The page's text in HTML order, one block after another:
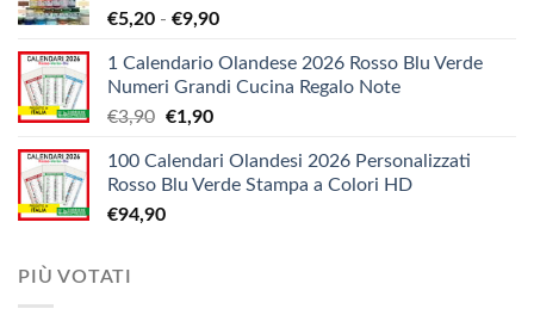
€12,10
€5,20 - €9,90Fascia
prezzo:
da
€9,90
1 Calendario Olandese 2026 Rosso Blu Verde
Numeri Grandi Cucina Regalo Note
€3,90 Il
originale
era:
€3,90.
€1,90Il
attuale
è:
100 Calendari Olandesi 2026 Personalizzati
Rosso Blu Verde Stampa a Colori HD
€94,90
PIÙ VOTATI